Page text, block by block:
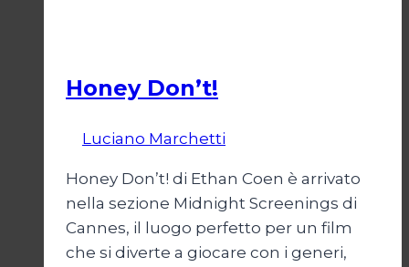
Honey Don’t!
Luciano Marchetti
Honey Don’t! di Ethan Coen è arrivato
nella sezione Midnight Screenings di
Cannes, il luogo perfetto per un film
che si diverte a giocare con i generi,